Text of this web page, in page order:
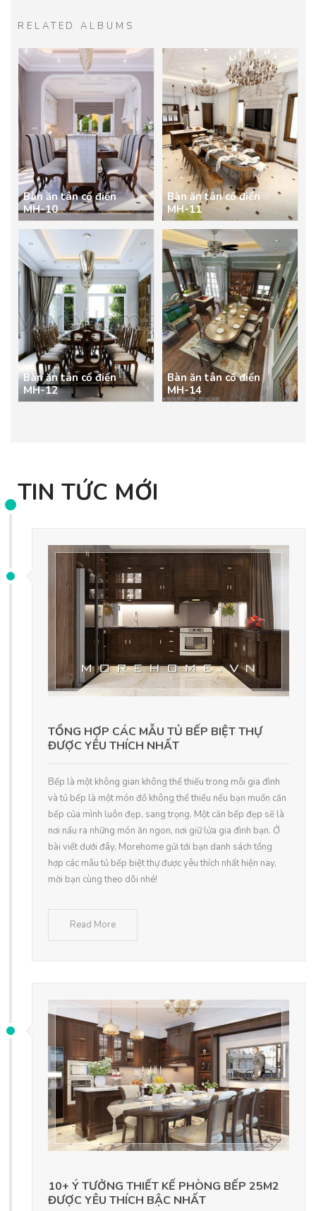
RELATED ALBUMS
Bàn ăn tân cổ điển
MH-10
Bàn ăn tân cổ điển
MH-11
Bàn ăn tân cổ điển
MH-12
Bàn ăn tân cổ điển
MH-14
TIN TỨC MỚI
TỔNG HỢP CÁC MẪU TỦ BẾP BIỆT THỰ
ĐƯỢC YÊU THÍCH NHẤT
Bếp là một không gian không thể thiếu trong mỗi gia đình
và tủ bếp là một món đồ không thể thiếu nếu bạn muốn căn
bếp của mình luôn đẹp, sang trọng. Một căn bếp đẹp sẽ là
nơi nấu ra những món ăn ngon, nơi giữ lửa gia đình bạn. Ở
bài viết dưới đây, Morehome gửi tới bạn danh sách tổng
hợp các mẫu tủ bếp biệt thự được yêu thích nhất hiện nay,
mời bạn cùng theo dõi nhé!
Read More
10+ Ý TƯỞNG THIẾT KẾ PHÒNG BẾP 25M2
ĐƯỢC YÊU THÍCH BẬC NHẤT